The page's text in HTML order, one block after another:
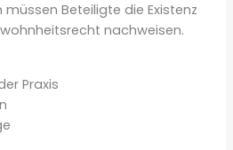
Beteiligte die Existenz
nachweisen.
Praxis